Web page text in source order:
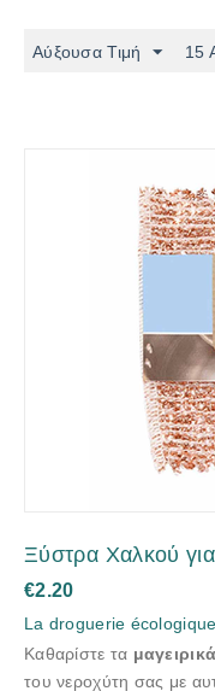
Αύξουσα Τιμή 15
Ξύστρα Χαλκού
€2.20
La droguerie
Καθαρίστε τα
του νεροχύτη σας με